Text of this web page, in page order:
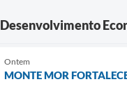
Desenvolvimento
Ontem
MONTE MOR